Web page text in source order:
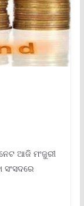
ଆଜି ମଂଜୁରୀ
ସଂସଦରେ